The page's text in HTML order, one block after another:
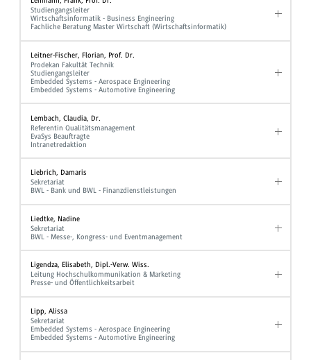
Studiengangsleiter
Wirtschaftsinformatik - Business Engineering
Fachliche Beratung Master Wirtschaft (Wirtschaftsinformatik)
Leitner-Fischer, Florian, Prof. Dr.
Prodekan Fakultät Technik
Studiengangsleiter
Embedded Systems - Aerospace Engineering
Embedded Systems - Automotive Engineering
Lembach, Claudia, Dr.
Referentin Qualitätsmanagement
EvaSys Beauftragte
Intranetredaktion
Liebrich, Damaris
Sekretariat
BWL - Bank und BWL - Finanzdienstleistungen
Liedtke, Nadine
Sekretariat
BWL - Messe-, Kongress- und Eventmanagement
Ligendza, Elisabeth, Dipl.-Verw. Wiss.
Leitung Hochschulkommunikation & Marketing
Presse- und Öffentlichkeitsarbeit
Lipp, Alissa
Sekretariat
Embedded Systems - Aerospace Engineering
Embedded Systems - Automotive Engineering